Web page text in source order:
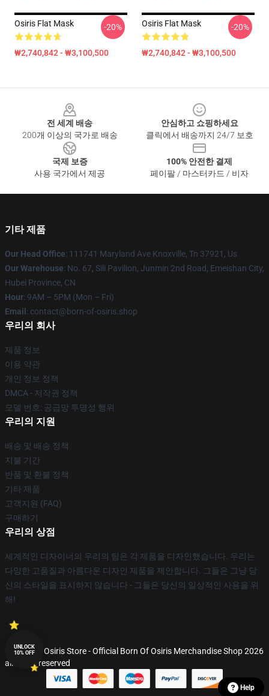
Osiris Flat Mask
₩2,740,842 - ₩3,100,500
-20% Osiris Flat Mask
₩2,740,842 - ₩3,100,500
-20%
전 세계 배송
200개 이상의 국가로 배송
안심하고 쇼핑하세요
클릭에서 배송까지 24/7 보호
국제 보증
사용 국가에서 제공
100% 안전한 결제
페이팔 / 마스터카드 / 비자
기타 제품
Our Head Office: 111741 Maryland Ave Knoxville, Tn 37921, Us
Our Warehouse: No. 67, Sili Pavilion, Junmin 2nd Road, Emeishan City,
Hubei Province, CN
Hour: 9AM – 5PM (Mon – Fri)
Email : contact@born-of-osiris.shop
우리의 회사
제품 정보
이용 약관
개인 정보 정책
DMCA - 저작권 정책
모델 번호: 공급망 투명성 행위
우리의 지원
배송 및 배송 정책
지불 기간
반품 및 환불 정책
기타 제품
고객지원 (FAQ)
구매하기
우리의 상점
세계적인 디자이너의 우리의 팀은 각 제품을 디자인했습니다. 우리는
다양한 고품질과 아름다운 디자인 제품을 제안합니다. 그들은 그냥 당
신의 스타일을 표시하지 않습니다 - 그들은 당신의 일상적인 사용을 위
해!
© Born Of Osiris Store - Official Born Of Osiris Merchandise Shop 2026
all rights reserved
Help
UNLOCK
10% OFF